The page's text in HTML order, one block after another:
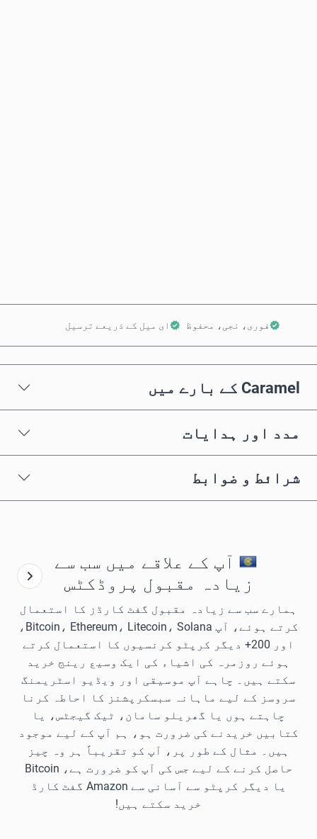
فوری، نجی، محفوظ ای میل کے ذریعے ترسیل
Caramel کے بارے میں
مدد اور ہدایات
شرائط و ضوابط
آپ کے علاقے میں سب سے
زیادہ مقبول پروڈکٹس
ہمارے سب سے زیادہ مقبول گفٹ کارڈز کا استعمال
کرتے ہوئے، آپ Bitcoin، Ethereum، Litecoin، Solana،
اور 200+ دیگر کرپٹو کرنسیوں کا استعمال کرتے
ہوئے روزمرہ کی اشیاء کی ایک وسیع رینج خرید
سکتے ہیں۔ چاہے آپ موسیقی اور ویڈیو اسٹریمنگ
سروسز کے لیے ماہانہ سبسکرپشنز کا احاطہ کرنا
چاہتے ہوں یا گھریلو سامان، ٹیک گیجٹس، یا
کتابیں خریدنے کی ضرورت ہو، ہم آپ کے لیے موجود
ہیں۔ مثال کے طور پر، آپ کو تقریباً ہر وہ چیز
حاصل کرنے کے لیے جس کی آپ کو ضرورت ہے، Bitcoin
یا دیگر کرپٹو سے آسانی سے Amazon گفٹ کارڈ
خرید سکتے ہیں!